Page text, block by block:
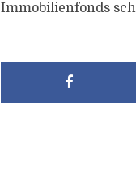
Immobilienfonds